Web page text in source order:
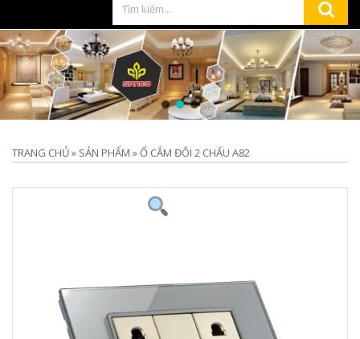
TRANG CHỦ» SẢN PHẨM »Ổ CẮM ĐÔI 2 CHẤU A82